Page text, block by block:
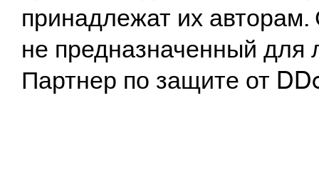
принадлежат их
не предназначенный
Партнер по защите от